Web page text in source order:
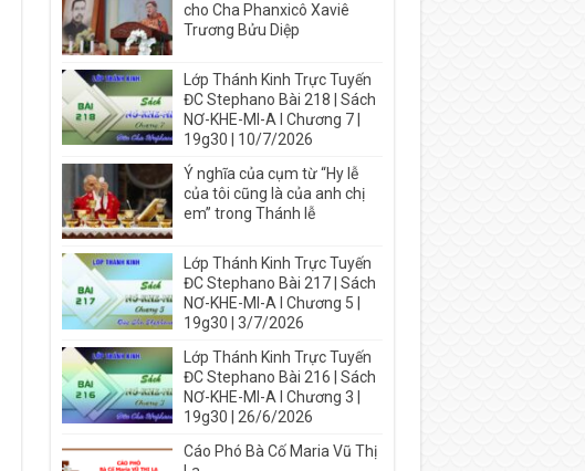
cho Cha Phanxicô Xaviê
Trương Bửu Diệp
Lớp Thánh Kinh Trực Tuyến
ĐC Stephano Bài 218 | Sách
NƠ-KHE-MI-A I Chương 7 |
19g30 | 10/7/2026
Ý nghĩa của cụm từ “Hy lễ
của tôi cũng là của anh chị
em” trong Thánh lễ
Lớp Thánh Kinh Trực Tuyến
ĐC Stephano Bài 217 | Sách
NƠ-KHE-MI-A I Chương 5 |
19g30 | 3/7/2026
Lớp Thánh Kinh Trực Tuyến
ĐC Stephano Bài 216 | Sách
NƠ-KHE-MI-A I Chương 3 |
19g30 | 26/6/2026
Cáo Phó Bà Cố Maria Vũ Thị